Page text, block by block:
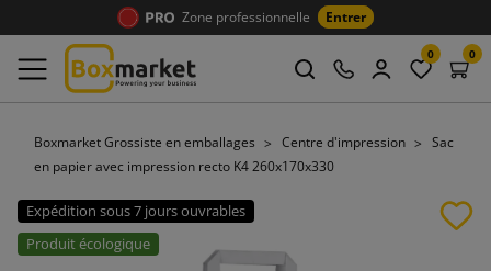
Zone professionnelle Entrer
0 0
Boxmarket Grossiste en emballages Centre d'impression
Sac
en papier avec impression recto K4 260x170x330
Expédition sous 7 jours ouvrables
Produit écologique